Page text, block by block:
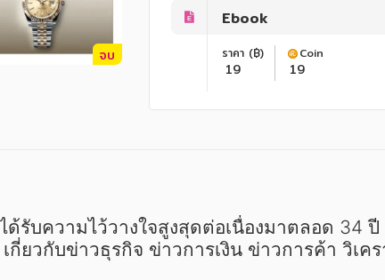
จบ
Ebook
ราคา (฿)
19
Coin
19
ยวกับข่าวธุรกิจ ข่าวการเงิน ข่าวการค้า วิเค